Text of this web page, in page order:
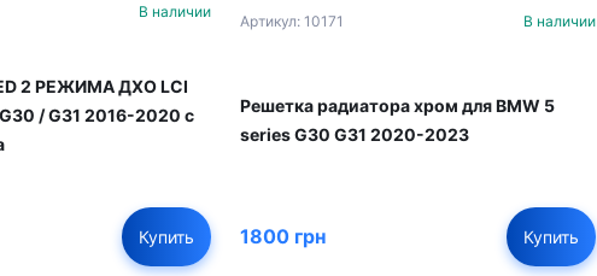
В наличии
2 РЕЖИМА ДХО LCI
/ G31 2016-2020 с
Купить
Артикул: 10171 В наличии
Решетка радиатора хром для BMW 5
series G30 G31 2020-2023
1800 грн Купить